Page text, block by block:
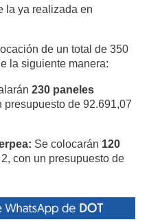
la ya realizada en
de un total de 350
la siguiente manera:
230 paneles
presupuesto de 92.691,07
Se colocarán 120
con un presupuesto de